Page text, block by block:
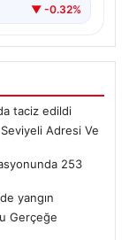
▼ -0.32%
taciz edildi
Adresi Ve
253
yangın
Gerçeğe